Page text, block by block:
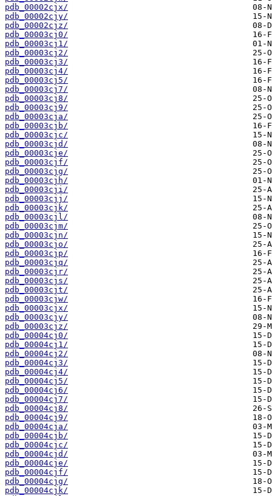
pdb_00002cjx/
pdb_00002cjy/
pdb_00002cjz/
pdb_00003cj0/
pdb_00003cj1/
pdb_00003cj2/
pdb_00003cj3/
pdb_00003cj4/
pdb_00003cj5/
pdb_00003cj7/
pdb_00003cj8/
pdb_00003cj9/
pdb_00003cja/
pdb_00003cjb/
pdb_00003cjc/
pdb_00003cjd/
pdb_00003cje/
pdb_00003cjf/
pdb_00003cjg/
pdb_00003cjh/
pdb_00003cji/
pdb_00003cjj/
pdb_00003cjk/
pdb_00003cjl/
pdb_00003cjm/
pdb_00003cjn/
pdb_00003cjo/
pdb_00003cjp/
pdb_00003cjq/
pdb_00003cjr/
pdb_00003cjs/
pdb_00003cjt/
pdb_00003cjw/
pdb_00003cjx/
pdb_00003cjy/
pdb_00003cjz/
pdb_00004cj0/
pdb_00004cj1/
pdb_00004cj2/
pdb_00004cj3/
pdb_00004cj4/
pdb_00004cj5/
pdb_00004cj6/
pdb_00004cj7/
pdb_00004cj8/
pdb_00004cj9/
pdb_00004cja/
pdb_00004cjb/
pdb_00004cjc/
pdb_00004cjd/
pdb_00004cje/
pdb_00004cjf/
pdb_00004cjg/
pdb_00004cjk/